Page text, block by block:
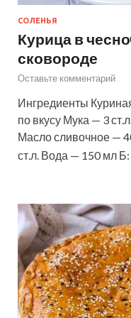
СОЛЕНЬЯ
Курица в
сковороде
Оставьте комментарий
Ингредиенты
по вкусу Мука — 3
Масло сливочное —
ст.л. Вода — 150 мл Б: